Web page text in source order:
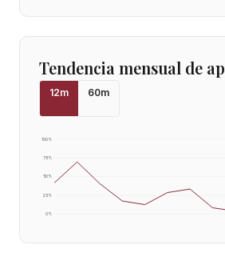
Tendencia mensual de
12m 60m
0%
25%
50%
75%
100%